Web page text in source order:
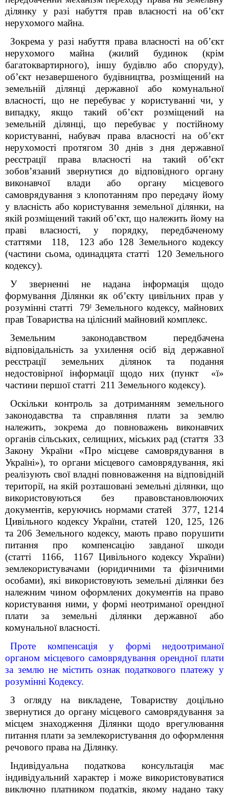
ділянку у разі набуття прав власності на об’єкт
нерухомого майна.
Зокрема у разі набуття права власності на об’єкт
нерухомого майна (жилий будинок (крім
багатоквартирного), іншу будівлю або споруду),
об’єкт незавершеного будівництва, розміщений на
земельній ділянці державної або комунальної
власності, що не перебуває у користуванні чи, у
випадку, якщо такий об’єкт розміщений на
земельній ділянці,що перебуває у постійному
користуванні, набувач права власності на об’єкт
нерухомості протягом 30 днів з дня державної
реєстрації права власності на такий об’єкт
зобов’язаний звернутися до відповідного органу
виконавчої влади або органу місцевого
самоврядування з клопотанням про передачу йому
у власність або користування земельної ділянки, на
якій розміщений такий об’єкт, що належить йому на
праві власності, у порядку, передбаченому
статтями 118, 123 або 128 Земельного кодексу
(частини сьома, одинадцята статті 120 Земельного
кодексу).
У зверненні не надана інформація щодо
формування Ділянки як об’єкту цивільних прав у
розумінні статті 79ˡ Земельного кодексу, майнових
прав Товариства на цілісний майновий комплекс.
Земельним законодавством передбачена
відповідальність за ухилення осіб від державної
реєстрації земельних ділянок та подання
недостовірної інформації щодо них (пункт «ї»
частини першої статті 211 Земельного кодексу).
Оскільки контроль за дотриманням земельного
законодавства та справляння плати за землю
належить, зокрема до повноважень виконавчих
органів сільських, селищних, міських рад (стаття 33
Закону України «Про місцеве самоврядування в
Україні»), то органи місцевого самоврядування, які
реалізують свої владні повноваження на відповідній
території, на якій розташовані земельні ділянки, що
використовуються без правовстановлюючих
документів, керуючись нормами статей 377, 1214
Цивільного кодексу України, статей 120, 125, 126
та 206 Земельного кодексу, мають право порушити
питання про компенсацію завданої шкоди
(статті 1166, 1167 Цивільного кодексу України)
землекористувачами (юридичними та фізичними
особами), які використовують земельні ділянки без
належним чином оформлених документів на право
користування ними, у формі неотриманої орендної
плати за земельні ділянки державної або
комунальної власності.
Проте компенсація у формі недоотриманої
органом місцевого самоврядування орендної плати
за землю не містить ознак податкового платежу у
розумінні Кодексу.
З огляду на викладене, Товариству доцільно
звернутися до органу місцевого самоврядування за
місцем знаходження Ділянки щодо врегулювання
питання плати за землекористування до оформлення
речового права на Ділянку.
Індивідуальна податкова консультація має
індивідуальний характер і може використовуватися
виключно платником податків, якому надано таку